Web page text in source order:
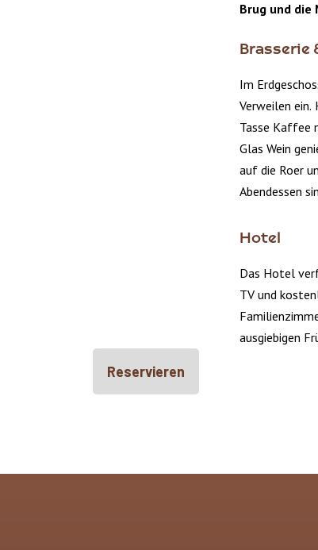
Brug und die
Brasserie
Im
Verweilen ein.
Tasse Kaffee
Glas Wein
auf die Roer
Abendessen
Hotel
Das Hotel
TV und
ausgiebigen
Reservieren